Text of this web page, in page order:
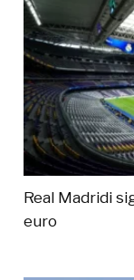
Real Madridi
euro